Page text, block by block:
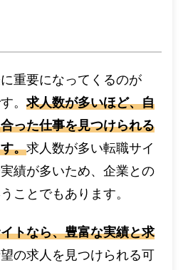
重要になってくるのが
。 求人数が多いほど、自
った仕事を見つけられる
。求人数が多い転職サイ
績が多いため、企業との
ことでもあります。
トなら、豊富な実績と求
の求人を見つけられる可